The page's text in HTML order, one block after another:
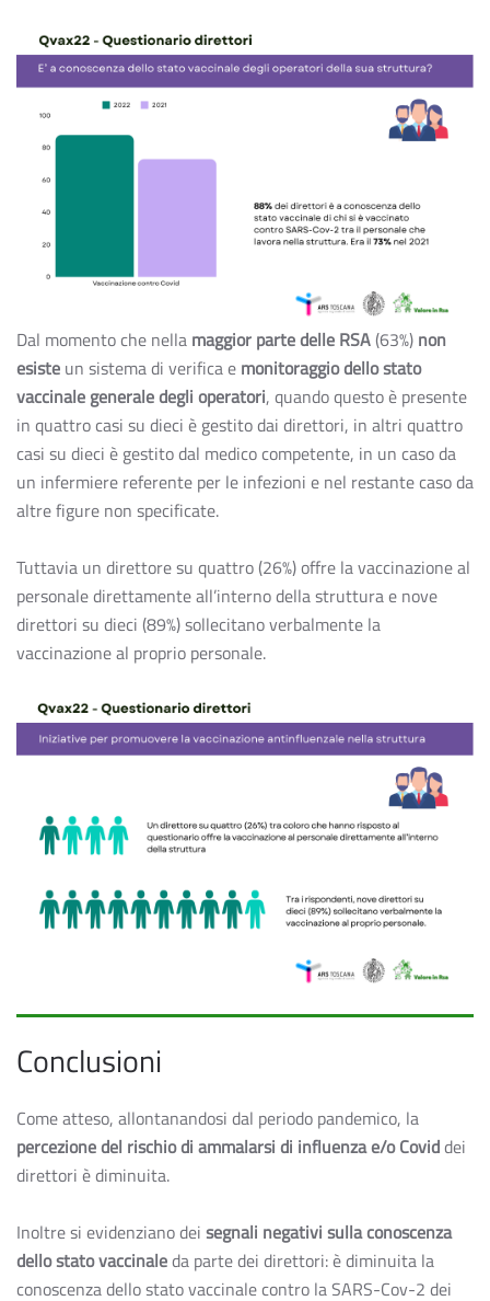
Dal momento che nella maggior parte delle RSA(63%) non
esiste un sistema di verifica e monitoraggio dellostato
vaccinale generale degli operatori, quando questo è presente
in quattro casi su dieci è gestito dai direttori, in altri quattro
casi su dieci è gestito dal medico competente, in un caso da
un infermiere referente per le infezioni e nel restante caso da
altre figure non specificate.
Tuttavia un direttore su quattro (26%) offre la vaccinazione al
personale direttamente all’interno della struttura e nove
direttori su dieci (89%) sollecitano verbalmente la
vaccinazione al proprio personale.
Conclusioni
Come atteso, allontanandosi dal periodo pandemico, la
percezione del rischio di ammalarsi di influenza e/o Coviddei
direttori è diminuita.
Inoltre si evidenziano dei segnali negativi sulla conoscenza
dello stato vaccinaleda parte dei direttori: è diminuita la
conoscenza dello stato vaccinale contro la SARS-Cov-2 dei